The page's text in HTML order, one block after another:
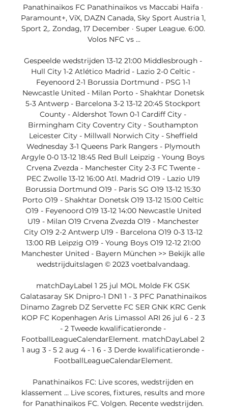
Panathinaikos FC Panathinaikos vs Maccabi Haifa ·
Paramount+, ViX, DAZN Canada, Sky Sport Austria 1,
Sport 2,. Zondag, 17 December · Super League. 6:00.
Volos NFC vs ...
Gespeelde wedstrijden 13-12 21:00 Middlesbrough -
Hull City 1-2 Atlético Madrid - Lazio 2-0 Celtic -
Feyenoord 2-1 Borussia Dortmund - PSG 1-1
Newcastle United - Milan Porto - Shakhtar Donetsk
5-3 Antwerp - Barcelona 3-2 13-12 20:45 Stockport
County - Aldershot Town 0-1 Cardiff City -
Birmingham City Coventry City - Southampton
Leicester City - Millwall Norwich City - Sheffield
Wednesday 3-1 Queens Park Rangers - Plymouth
Argyle 0-0 13-12 18:45 Red Bull Leipzig - Young Boys
Crvena Zvezda - Manchester City 2-3 FC Twente -
PEC Zwolle 13-12 16:00 Atl. Madrid O19 - Lazio U19
Borussia Dortmund O19 - Paris SG O19 13-12 15:30
Porto O19 - Shakhtar Donetsk O19 13-12 15:00 Celtic
O19 - Feyenoord O19 13-12 14:00 Newcastle United
U19 - Milan O19 Crvena Zvezda O19 - Manchester
City O19 2-2 Antwerp U19 - Barcelona O19 0-3 13-12
13:00 RB Leipzig O19 - Young Boys O19 12-12 21:00
Manchester United - Bayern München >> Bekijk alle
wedstrijduitslagen © 2023 voetbalvandaag.
matchDayLabel 1 25 jul MOL Molde FK GSK
Galatasaray SK Dnipro-1 DN1 1 - 3 PFC Panathinaikos
Dinamo Zagreb DZ Servette FC SER GNK KRC Genk
KOP FC Kopenhagen Aris Limassol ARI 26 jul 6 - 2 3
- 2 Tweede kwalificatieronde -
FootballLeagueCalendarElement. matchDayLabel 2
1 aug 3 - 5 2 aug 4 - 1 6 - 3 Derde kwalificatieronde -
FootballLeagueCalendarElement.
Panathinaikos FC: Live scores, wedstrijden en
klassement ... Live scores, fixtures, results and more
for Panathinaikos FC. Volgen. Recente wedstrijden.